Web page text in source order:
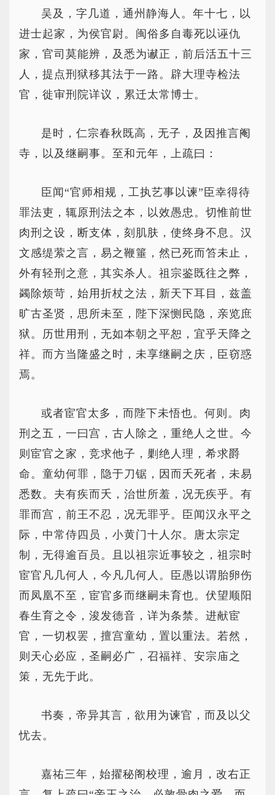
吴及，字几道，通州静海人。年十七，以
进士起家，为侯官尉。闽俗多自毒死以诬仇
家，官司莫能辨，及悉为谳正，前后活五十三
人，提点刑狱移其法于一路。辟大理寺检法
官，徙审刑院详议，累迁太常博士。
是时，仁宗春秋既高，无子，及因推言阉
寺，以及继嗣事。至和元年，上疏曰：
臣闻“官师相规，工执艺事以谏”臣幸得待
罪法吏，辄原刑法之本，以效愚忠。切惟前世
肉刑之设，断支体，刻肌肤，使终身不息。汉
文感缇萦之言，易之鞭箠，然已死而笞未止，
外有轻刑之意，其实杀人。祖宗鉴既往之弊，
蠲除烦苛，始用折杖之法，新天下耳目，兹盖
旷古圣贤，思所未至，陛下深恻民隐，亲览庶
狱。历世用刑，无如本朝之平恕，宜乎天降之
祥。而方当隆盛之时，未享继嗣之庆，臣窃惑
焉。
或者宦官太多，而陛下未悟也。何则。肉
刑之五，一曰宫，古人除之，重绝人之世。今
则宦官之家，竞求他子，剿绝人理，希求爵
命。童幼何罪，隐于刀锯，因而夭死者，未易
悉数。夫有疾而夭，治世所羞，况无疾乎。有
罪而宫，前王不忍，况无罪乎。臣闻汉永平之
际，中常侍四员，小黄门十人尔。唐太宗定
制，无得逾百员。且以祖宗近事较之，祖宗时
宦官凡几何人，今凡几何人。臣愚以谓胎卵伤
而凤凰不至，宦官多而继嗣未育也。伏望顺阳
春生育之令，浚发德音，详为条禁。进献宦
官，一切权罢，擅宫童幼，置以重法。若然，
则天心必应，圣嗣必广，召福祥、安宗庙之
策，无先于此。
书奏，帝异其言，欲用为谏官，而及以父
忧去。
嘉祐三年，始擢秘阁校理，逾月，改右正